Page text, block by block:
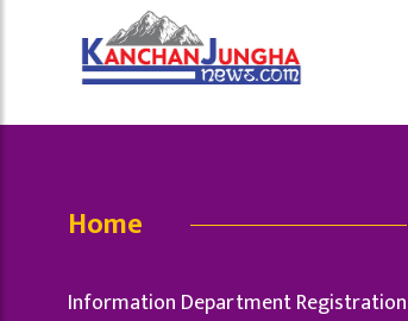
Home
Information Department Registration